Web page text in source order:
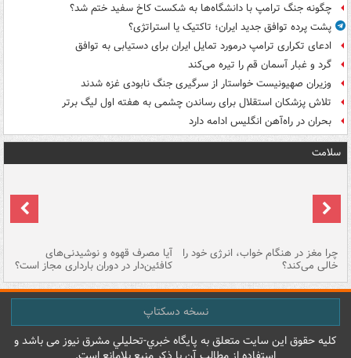
چگونه جنگ ترامپ با دانشگاه‌ها به شکست کاخ سفید ختم شد؟
پشت پرده توافق جدید ایران؛ تاکتیک یا استراتژی؟
ادعای تکراری ترامپ درمورد تمایل ایران برای دستیابی به توافق
گرد و غبار آسمان قم را تیره می‌کند
وزیران صهیونیست خواستار از سرگیری جنگ نابودی غزه شدند
تلاش پزشکان استقلال برای رساندن چشمی به هفته اول لیگ برتر
بحران در راه‌آهن انگلیس ادامه دارد
سلامت
چرا مغز در هنگام خواب، انرژی خود را
خالی می‌کند؟
آیا مصرف قهوه و نوشیدنی‌های
کافئین‌دار در دوران بارداری مجاز است؟
نسخه دسکتاپ
کليه حقوق اين سايت متعلق به پایگاه خبري-تحليلي مشرق نيوز می باشد و